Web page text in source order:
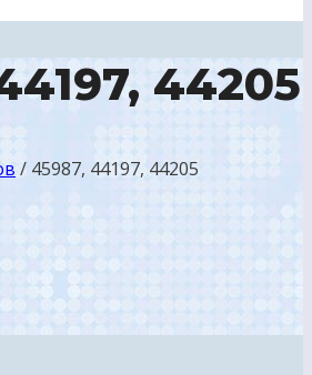
44205
/ 45987, 44197, 44205